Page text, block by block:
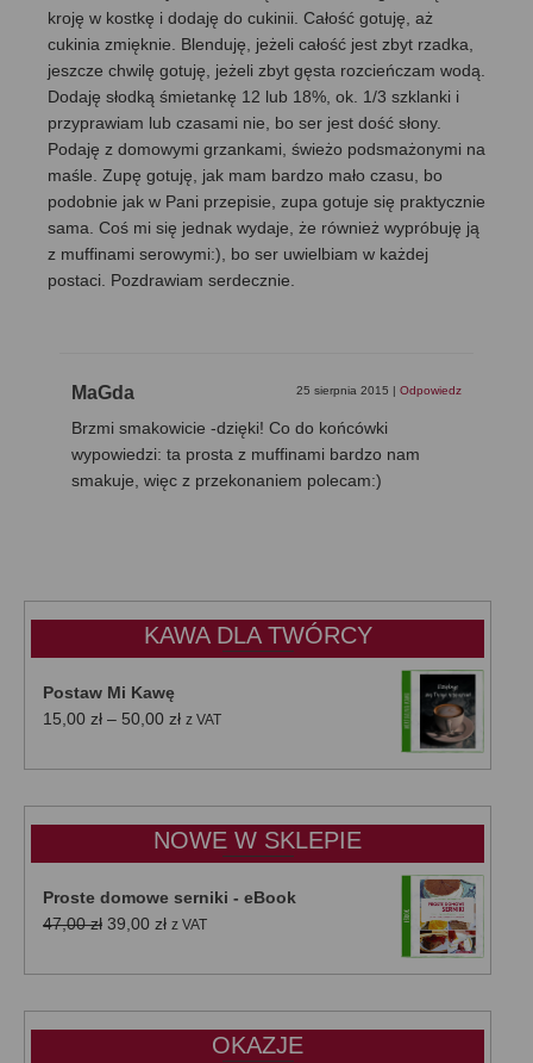
kroję w kostkę i dodaję do cukinii. Całość gotuję, aż
cukinia zmięknie. Blenduję, jeżeli całość jest zbyt rzadka,
jeszcze chwilę gotuję, jeżeli zbyt gęsta rozcieńczam wodą.
Dodaję słodką śmietankę 12 lub 18%, ok. 1/3 szklanki i
przyprawiam lub czasami nie, bo ser jest dość słony.
Podaję z domowymi grzankami, świeżo podsmażonymi na
maśle. Zupę gotuję, jak mam bardzo mało czasu, bo
podobnie jak w Pani przepisie, zupa gotuje się praktycznie
sama. Coś mi się jednak wydaje, że również wypróbuję ją
z muffinami serowymi:), bo ser uwielbiam w każdej
postaci. Pozdrawiam serdecznie.
MaGda 25 sierpnia 2015 | Odpowiedz
Brzmi smakowicie -dzięki! Co do końcówki
wypowiedzi: ta prosta z muffinami bardzo nam
smakuje, więc z przekonaniem polecam:)
KAWA DLA TWÓRCY
Postaw Mi Kawę
15,00 zł – 50,00 złZakres
od
do
50,00 zł
z VAT
NOWE W SKLEPIE
Proste domowe serniki - eBook
47,00zł Pierwotna
wynosiła:
39,00 złAktualna
wynosi:
z VAT
OKAZJE